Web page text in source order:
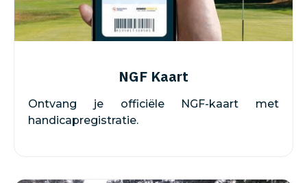
NGF Kaart
Ontvang je officiële NGF-kaart met
handicapregistratie.